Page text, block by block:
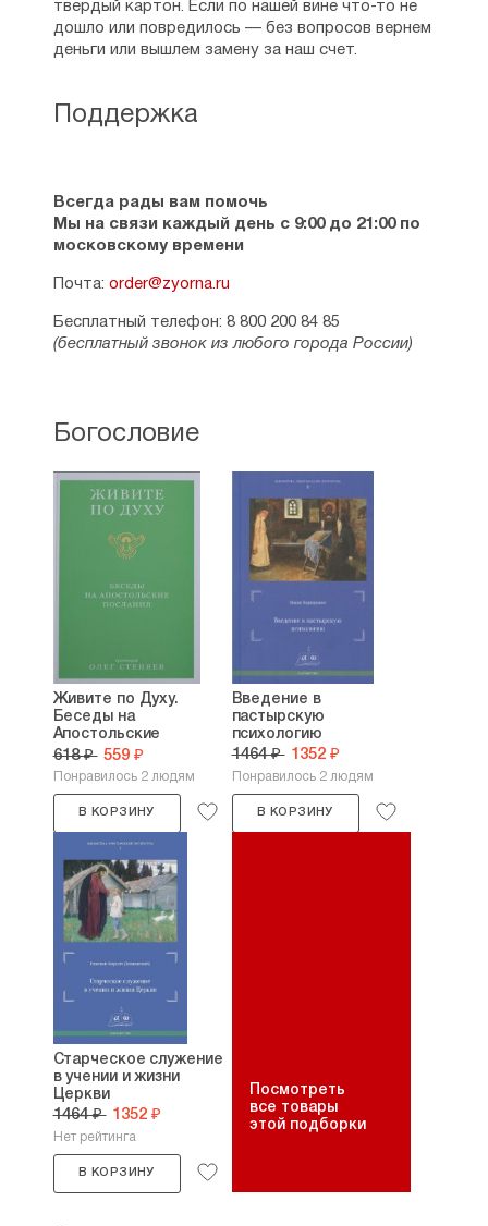
личность ни на воле, ни в темнице. Везде
проповедь Правды звучала для красных
устрашающе. Вместе с епископом
приговорен к расстрелу. Сохранились
оставить его в живых до тех пор, пока
не примет исповедь от последнего
из приговоренных.
Приговор был произведен в действие
5 сентября 1918 года. Русская
Православная Церковь прославила отца
Иоанна Восторгова как священномученика
См. также:Священномученики
Поддержка
Всегда рады вам помочь
Мы на связи каждый день с 9:00 до 21:00 по
московскому времени
Почта: order@zyorna.ru
Бесплатный телефон: 8 800 200 84 85
(бесплатный звонок из любого города России)
твердый картон. Если по нашей вине что-то не
дошло или повредилось — без вопросов вернем
деньги или вышлем замену за наш счет.
Богословие
Живите по Духу.
Беседы на
Апостольские
послания
618 ₽ 559 ₽
Понравилось 2 людям
В КОРЗИНУ
Введение в
пастырскую
психологию
1464 ₽ 1352 ₽
Понравилось 2 людям
В КОРЗИНУ
Старческое служение
в учении и жизни
Церкви
1464 ₽ 1352 ₽
Нет рейтинга
В КОРЗИНУ
Посмотреть
все товары
этой подборки